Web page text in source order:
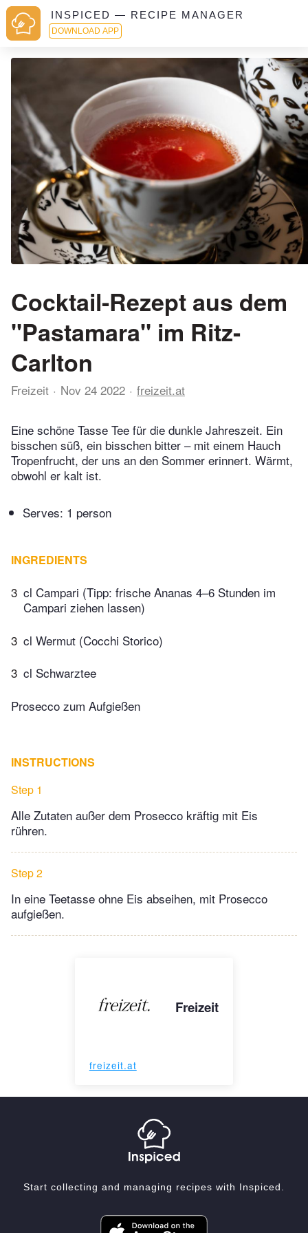
INSPICED — RECIPE MANAGER
DOWNLOAD APP
Cocktail-Rezept aus dem
"Pastamara" im Ritz-
Carlton
Freizeit Nov 24 2022 freizeit.at
Eine schöne Tasse Tee für die dunkle Jahreszeit. Ein
bisschen süß, ein bisschen bitter – mit einem Hauch
Tropenfrucht, der uns an den Sommer erinnert. Wärmt,
obwohl er kalt ist.
Serves: 1 person
INGREDIENTS
3 cl Campari (Tipp: frische Ananas 4–6 Stunden im
Campari ziehen lassen)
3 cl Wermut (Cocchi Storico)
3 cl Schwarztee
Prosecco zum Aufgießen
INSTRUCTIONS
Step 1
Alle Zutaten außer dem Prosecco kräftig mit Eis
rühren.
Step 2
In eine Teetasse ohne Eis abseihen, mit Prosecco
aufgießen.
Freizeit
freizeit.at
Start collecting and managing recipes with Inspiced.